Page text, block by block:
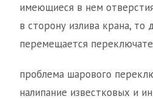
имеющиеся в нем
в сторону излива крана, то
перемещается
проблема шарового
налипание известковых и